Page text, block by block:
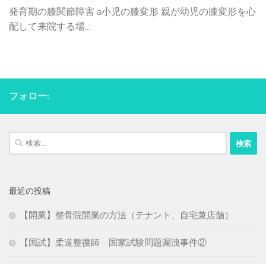
発育期の膝関節障害 a小児の膝変形 親が幼児の膝変形を心
配して来院する場...
フォロー:
検
索:
最近の投稿
【開業】整骨院開業の方法（テナント、自宅兼店舗）
【国試】柔道整復師 国家試験問題漏洩事件②